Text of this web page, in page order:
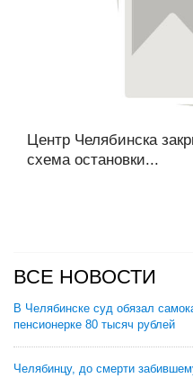
Центр Челябинска
схема остановки...
ВСЕ НОВОСТИ
В Челябинске суд обязал
пенсионерке 80 тысяч рублей
Челябинцу, до смерти